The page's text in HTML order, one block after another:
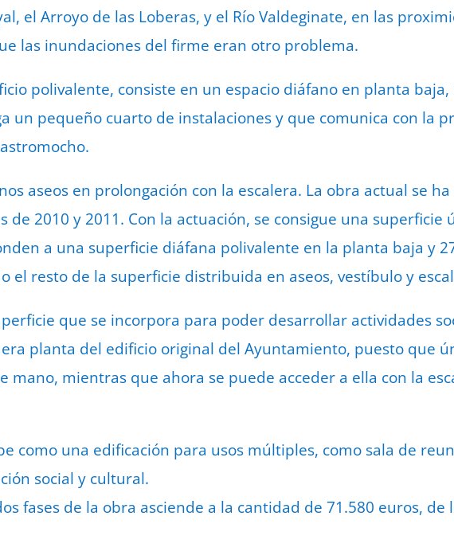
el Arroyo de las Loberas, y el Río Valdeginate, en las
las inundaciones del firme eran otro problema.
polivalente, consiste en un espacio diáfano en planta
un pequeño cuarto de instalaciones y que comunica con la
aseos en prolongación con la escalera. La obra actual se
de 2010 y 2011. Con la actuación, se consigue una
a una superficie diáfana polivalente en la planta baja y
el resto de la superficie distribuida en aseos, vestíbulo y
que se incorpora para poder desarrollar actividades
planta del edificio original del Ayuntamiento, puesto que
mano, mientras que ahora se puede acceder a ella con la
como una edificación para usos múltiples, como sala de
social y cultural.
fases de la obra asciende a la cantidad de 71.580 euros,